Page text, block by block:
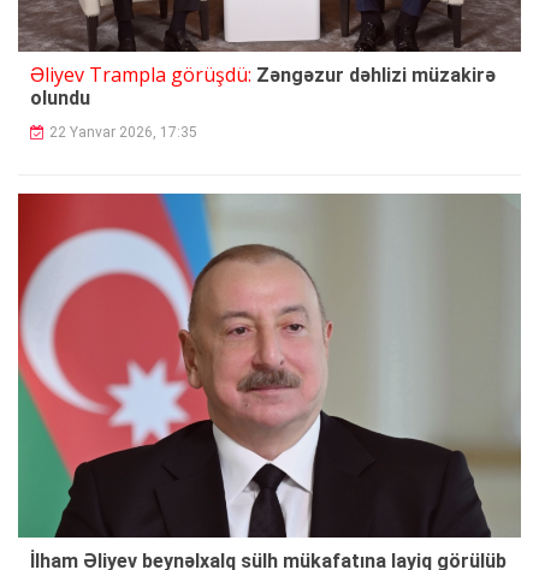
Əliyev Trampla görüşdü: Zəngəzur dəhlizi müzakirə
olundu
22 Yanvar 2026, 17:35
İlham Əliyev beynəlxalq sülh mükafatına layiq görülüb